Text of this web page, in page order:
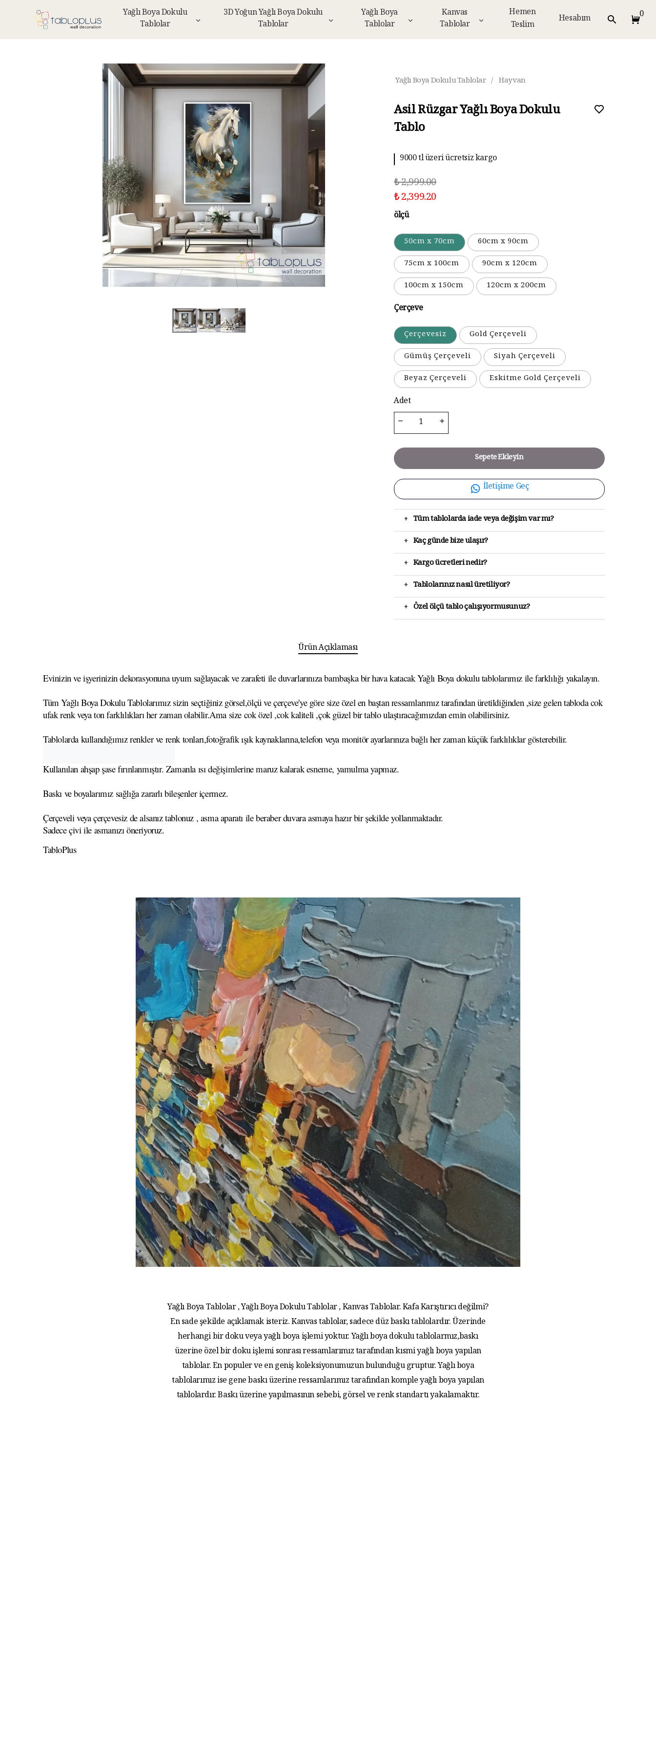
Yağlı Boya Dokulu
Tablolar
3D Yoğun Yağlı Boya Dokulu
Tablolar
Yağlı Boya
Tablolar
Kanvas
Tablolar
Hemen
Teslim
Hesabım 0
Yağlı Boya Dokulu Tablolar / Hayvan
Asil Rüzgar Yağlı Boya Dokulu
Tablo
9000 tl üzeri ücretsiz kargo
₺ 2,999.00
₺ 2,399.20
ölçü
50cm x 70cm
60cm x 90cm
75cm x 100cm
90cm x 120cm
100cm x 150cm
120cm x 200cm
Çerçeve
Çerçevesiz
Gold Çerçeveli
Gümüş Çerçeveli
Siyah Çerçeveli
Beyaz Çerçeveli
Eskitme Gold Çerçeveli
Adet
Sepete Ekleyin
İletişime Geç
+ Tüm tablolarda iade veya değişim var mı?
+ Kaç günde bize ulaşır?
+ Kargo ücretleri nedir?
+ Tablolarınız nasıl üretiliyor?
+ Özel ölçü tablo çalışıyormusunuz?
Ürün Açıklaması
Evinizin ve işyerinizin dekorasyonuna uyum sağlayacak ve zarafeti ile duvarlarınıza bambaşka bir hava katacak Yağlı Boya dokulu tablolarımız ile farklılığı yakalayın.
Tüm Yağlı Boya Dokulu Tablolarımız sizin seçtiğiniz görsel,ölçü ve çerçeve'ye göre size özel en baştan ressamlarımız tarafından üretildiğinden ,size gelen tabloda cok
ufak renk veya ton farklılıkları her zaman olabilir.Ama size cok özel ,cok kaliteli ,çok güzel bir tablo ulaştıracağımızdan emin olabilirsiniz.
Tablolarda kullandığımız renkler ve renk tonları,fotoğrafik ışık kaynaklarına,telefon veya monitör ayarlarınıza bağlı her zaman küçük farklılıklar gösterebilir.
Kullanılan ahşap şase fırınlanmıştır. Zamanla ısı değişimlerine maruz kalarak esneme, yamulma yapmaz.
Baskı ve boyalarımız sağlığa zararlı bileşenler içermez.
Çerçeveli veya çerçevesiz de alsanız tablonuz , asma aparatı ile beraber duvara asmaya hazır bir şekilde yollanmaktadır.
Sadece çivi ile asmanızı öneriyoruz.
TabloPlus
Yağlı Boya Tablolar , Yağlı Boya Dokulu Tablolar , Kanvas Tablolar. Kafa Karıştırıcı değilmi?
En sade şekilde açıklamak isteriz. Kanvas tablolar, sadece düz baskı tablolardır. Üzerinde
herhangi bir doku veya yağlı boya işlemi yoktur. Yağlı boya dokulu tablolarmız,baskı
üzerine özel bir doku işlemi sonrası ressamlarımız tarafından kısmi yağlı boya yapılan
tablolar. En populer ve en geniş koleksiyonumuzun bulunduğu gruptur. Yağlı boya
tablolarımız ise gene baskı üzerine ressamlarımız tarafından komple yağlı boya yapılan
tablolardır. Baskı üzerine yapılmasının sebebi, görsel ve renk standartı yakalamaktır.